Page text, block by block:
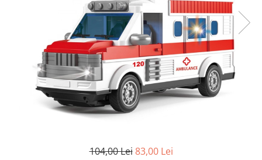
Jucarii sub 59 lei
Carti & Activitati pentru Copii
Busy Book & Carti Interactive
104,00 Lei 83,00 Lei